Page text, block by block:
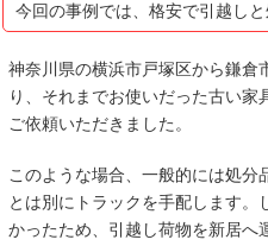
今回の事例では、格安で引越し
神奈川県の横浜市戸塚区から鎌倉
り、それまでお使いだった古い
ご依頼いただきました。
このような場合、一般的には処
とは別にトラックを手配します
かったため、引越し荷物を新居へ